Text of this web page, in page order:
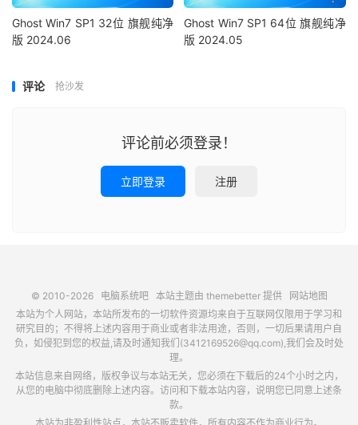
Ghost Win7 SP1 32位 旗舰纯净
版 2024.06
Ghost Win7 SP1 64位 旗舰纯净
版 2024.05
评论 抢沙发
评论前必须登录！
立即登录 注册
© 2010-2026 电脑系统吧本站主题由 themebetter提供
网站地图
本站为个人网站，本站所发布的一切软件资源均来自于互联网仅限用于学习和
研究目的；不得将上述内容用于商业或者非法用途，否则，一切后果请用户自
负，如侵犯到您的权益,请及时通知我们(3412169526@qq.com),我们会及时处
理。
本站信息来自网络，版权争议与本站无关，您必须在下载后的24个小时之内，
从您的电脑中彻底删除上述内容。访问和下载本站内容，说明您已同意上述条
款。